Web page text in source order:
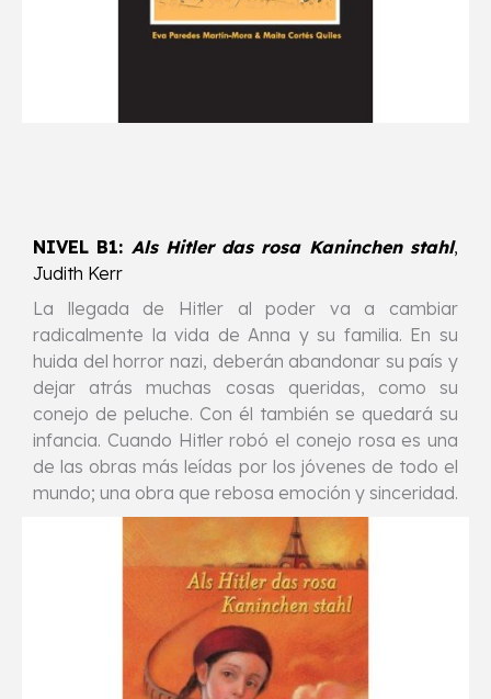
NIVEL B1: Als Hitler das rosa Kaninchen stahl,
Judith Kerr
La llegada de Hitler al poder va a cambiar
radicalmente la vida de Anna y su familia. En su
huida del horror nazi, deberán abandonar su país y
dejar atrás muchas cosas queridas, como su
conejo de peluche. Con él también se quedará su
infancia. Cuando Hitler robó el conejo rosa es una
de las obras más leídas por los jóvenes de todo el
mundo; una obra que rebosa emoción y sinceridad.